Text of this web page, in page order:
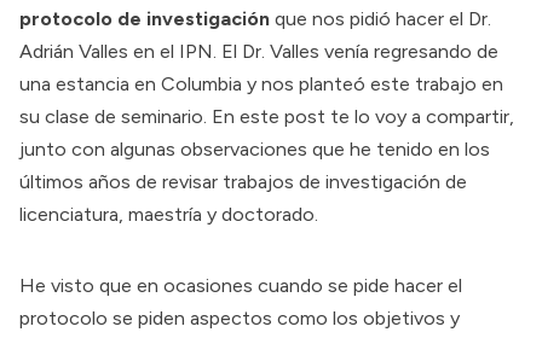
protocolo de investigación que nos pidió hacer el Dr.
Adrián Valles en el IPN. El Dr. Valles venía regresando de
una estancia en Columbia y nos planteó este trabajo en
su clase de seminario. En este post te lo voy a compartir,
junto con algunas observaciones que he tenido en los
últimos años de revisar trabajos de investigación de
licenciatura, maestría y doctorado.
He visto que en ocasiones cuando se pide hacer el
protocolo se piden aspectos como los objetivos y